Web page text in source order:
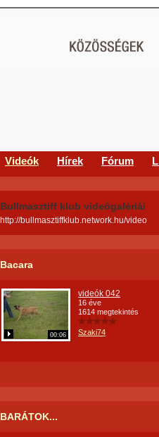
Videók Hírek Fórum
Bullmasztiff klub videógalériái
http://bullmasztiffklub.network.hu/video
Bacara
00:06
videók 042
16 éve
1614 megtekintés
Szaki74
BARÁTOK...